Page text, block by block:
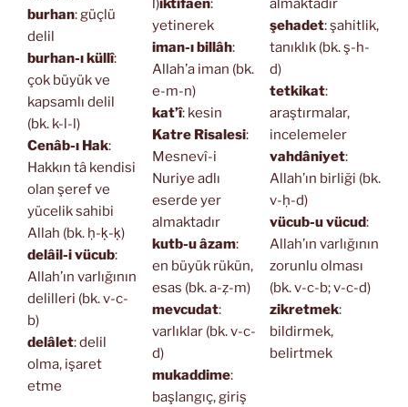
burhan: güçlü
delil
burhan-ı küllî:
çok büyük ve
kapsamlı delil
(bk. k-l-l)
Cenâb-ı Hak:
Hakkın tâ kendisi
olan şeref ve
yücelik sahibi
Allah (bk. ḥ-ḳ-ḳ)
delâil-i vücub:
Allah’ın varlığının
delilleri (bk. v-c-
b)
delâlet: delil
olma, işaret
etme
l)iktifâen:
yetinerek
iman-ı billâh:
Allah’a iman (bk.
e-m-n)
kat’î: kesin
Katre Risalesi:
Mesnevî-i
Nuriye adlı
eserde yer
almaktadır
kutb-u âzam:
en büyük rükün,
esas (bk. a-ẓ-m)
mevcudat:
varlıklar (bk. v-c-
d)
mukaddime:
başlangıç, giriş
almaktadır
şehadet: şahitlik,
tanıklık (bk. ş-h-
d)
tetkikat:
araştırmalar,
incelemeler
vahdâniyet:
Allah’ın birliği (bk.
v-ḥ-d)
vücub-u vücud:
Allah’ın varlığının
zorunlu olması
(bk. v-c-b; v-c-d)
zikretmek:
bildirmek,
belirtmek